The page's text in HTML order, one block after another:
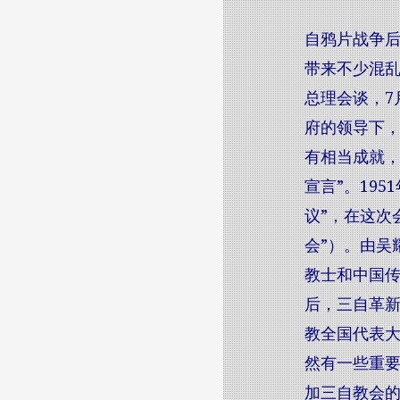
自鸦片战争
带来不少混
总理会谈，7
府的领导下
有相当成就
宣言”。
议”，在这次
会”）。由吴
教士和中国
后，三自革
教全国代表
然有一些重
加三自教会